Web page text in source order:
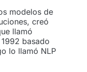
modelos de
creó
llamó
basado
lo llamó NLP